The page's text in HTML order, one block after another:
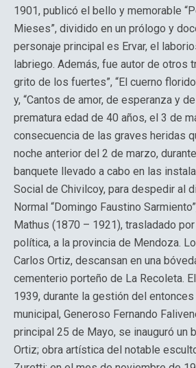
1901, publicó el bello y memorable
Mieses”, dividido en un prólogo y
personaje principal es Ervar, el
labriego. Además, fue autor de otros
grito de los fuertes”, “El cuerno
y, “Cantos de amor, de esperanza y
prematura edad de 40 años, el 3 de
consecuencia de las graves heridas
noche anterior del 2 de marzo,
banquete llevado a cabo en las
Social de Chivilcoy, para despedir al
Normal “Domingo Faustino
Mathus (1870 – 1921), trasladado
política, a la provincia de Mendoza.
Carlos Ortiz, descansan en una
cementerio porteño de La Recoleta.
1939, durante la gestión del
municipal, Generoso Fernando
principal 25 de Mayo, se inauguró un
Ortiz; obra artística del notable